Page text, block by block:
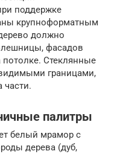
поддержке
крупноформатным
должно
фасадов
Стеклянные
границами,
части.
палитры
белый мрамор с
дерева (дуб,